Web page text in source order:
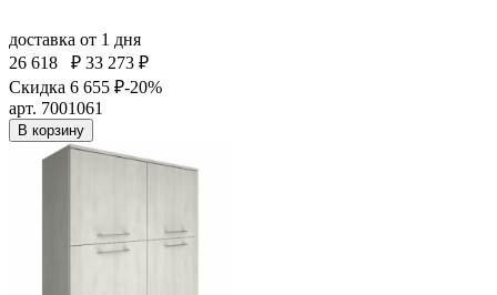
доставка от 1 дня
26 618
₽ 33 273 ₽
Скидка 6 655 ₽-20%
арт. 7001061
В корзину